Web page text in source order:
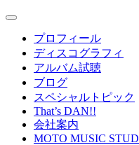
プロフィール
ディスコグラフィ
アルバム試聴
ブログ
スペシャルトピック
That’s DAN!!
会社案内
MOTO MUSIC